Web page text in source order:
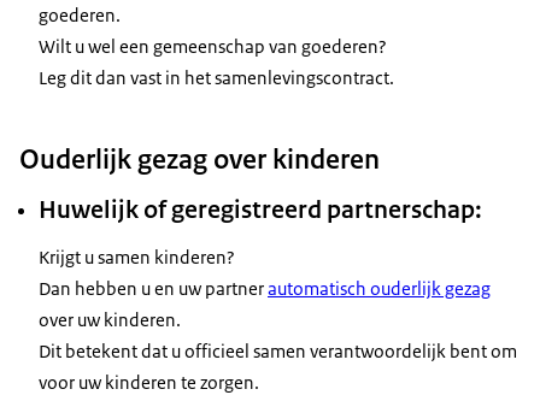
goederen.
Wilt u wel een gemeenschap van goederen?
Leg dit dan vast in het samenlevingscontract.
Ouderlijk gezag over kinderen
Huwelijk of geregistreerd partnerschap:
Krijgt u samen kinderen?
Dan hebben u en uw partnerautomatisch ouderlijk gezag
over uw kinderen.
Dit betekent dat u officieel samen verantwoordelijk bent om
voor uw kinderen te zorgen.